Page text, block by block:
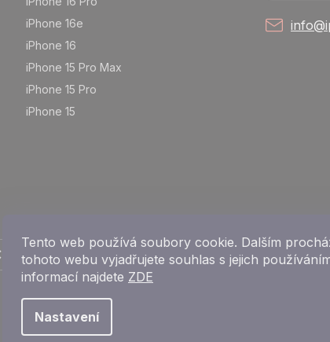
Tento web používá soubory cookie. Dalším
tohoto webu vyjadřujete souhlas s jejich
informací najdete ZDE
Nastavení
iPhone 16e
iPhone 16
iPhone 15 Pro Max
iPhone 15 Pro
iPhone 15
Copyright 2026